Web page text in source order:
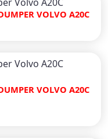
VOLVO A20C
VOLVO A20C